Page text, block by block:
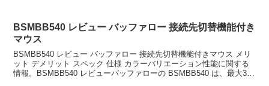
BSMBB540 レビュー バッファロー 接続先切替機能付き
マウス
BSMBB540 レビュー バッファロー 接続先切替機能付きマウス メリ
ット デメリット スペック 仕様 カラーバリエーション性能に関する
情報。BSMBB540 レビューバッファローの BSMBB540 は、最大3台